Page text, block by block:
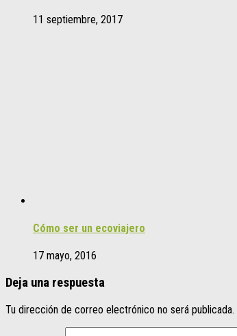
11 septiembre, 2017
Cómo ser un ecoviajero
17 mayo, 2016
Deja una respuesta
Tu dirección de correo electrónico no será publicada.